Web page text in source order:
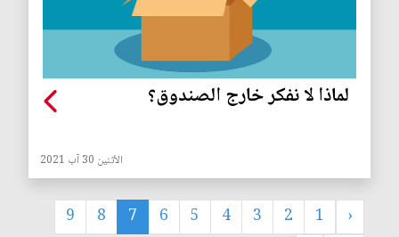
لماذا لا نفكر خارج الصندوق؟
الأثنين 30 آب 2021
‹
1
2
3
4
5
6
7
8
9